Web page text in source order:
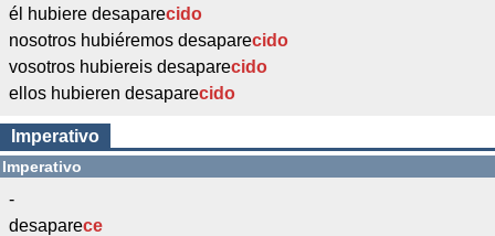
él hubiere desaparecido
nosotros hubiéremos desaparecido
vosotros hubiereis desaparecido
ellos hubieren desaparecido
Imperativo
Imperativo
-
desaparece